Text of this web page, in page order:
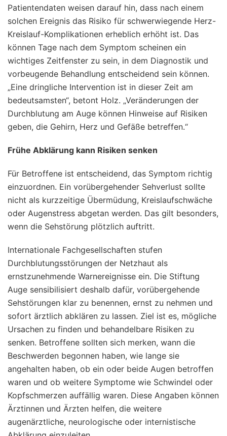
Patientendaten weisen darauf hin, dass nach einem
solchen Ereignis das Risiko für schwerwiegende Herz-
Kreislauf-Komplikationen erheblich erhöht ist. Das
können Tage nach dem Symptom scheinen ein
wichtiges Zeitfenster zu sein, in dem Diagnostik und
vorbeugende Behandlung entscheidend sein können.
„Eine dringliche Intervention ist in dieser Zeit am
bedeutsamsten“, betont Holz. „Veränderungen der
Durchblutung am Auge können Hinweise auf Risiken
geben, die Gehirn, Herz und Gefäße betreffen.“
Frühe Abklärung kann Risiken senken
Für Betroffene ist entscheidend, das Symptom richtig
einzuordnen. Ein vorübergehender Sehverlust sollte
nicht als kurzzeitige Übermüdung, Kreislaufschwäche
oder Augenstress abgetan werden. Das gilt besonders,
wenn die Sehstörung plötzlich auftritt.
Internationale Fachgesellschaften stufen
Durchblutungsstörungen der Netzhaut als
ernstzunehmende Warnereignisse ein. Die Stiftung
Auge sensibilisiert deshalb dafür, vorübergehende
Sehstörungen klar zu benennen, ernst zu nehmen und
sofort ärztlich abklären zu lassen. Ziel ist es, mögliche
Ursachen zu finden und behandelbare Risiken zu
senken. Betroffene sollten sich merken, wann die
Beschwerden begonnen haben, wie lange sie
angehalten haben, ob ein oder beide Augen betroffen
waren und ob weitere Symptome wie Schwindel oder
Kopfschmerzen auffällig waren. Diese Angaben können
Ärztinnen und Ärzten helfen, die weitere
augenärztliche, neurologische oder internistische